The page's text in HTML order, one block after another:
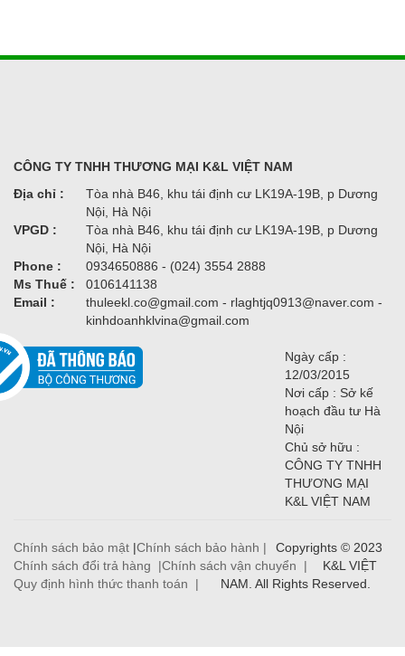
CÔNG TY TNHH THƯƠNG MẠI K&L VIỆT NAM
Địa chỉ :
Tòa nhà B46, khu tái định cư LK19A-19B, p Dương
Nội, Hà Nội
VPGD :
Tòa nhà B46, khu tái định cư LK19A-19B, p Dương
Nội, Hà Nội
Phone :
0934650886 - (024) 3554 2888
Ms Thuế :
0106141138
Email :
thuleekl.co@gmail.com - rlaghtjq0913@naver.com -
kinhdoanhklvina@gmail.com
Ngày cấp :
12/03/2015
Nơi cấp : Sở kế
hoạch đầu tư Hà
Nội
Chủ sở hữu :
CÔNG TY TNHH
THƯƠNG MẠI
K&L VIỆT NAM
Chính sách bảo mật |Chính sách bảo hành |
Chính sách đổi trả hàng |Chính sách vận chuyển |
Quy định hình thức thanh toán |
Copyrights © 2023
K&L VIỆT
NAM. All Rights Reserved.